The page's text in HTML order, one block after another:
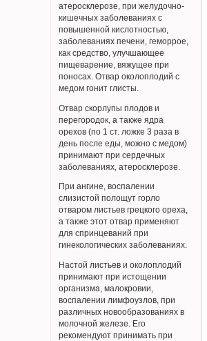
атеросклерозе, при желудочно-
кишечных заболеваниях с
повышенной кислотностью,
заболеваниях печени, геморрое,
как средство, улучшающее
пищеварение, вяжущее при
поносах. Отвар околоплодий с
медом гонит глисты.
Отвар скорлупы плодов и
перегородок, а также ядра
орехов (по 1 ст. ложке 3 раза в
день после еды, можно с медом)
принимают при сердечных
заболеваниях, атеросклерозе.
При ангине, воспалении
слизистой полощут горло
отваром листьев грецкого ореха,
а также этот отвар применяют
для спринцеваний при
гинекологических заболеваниях.
Настой листьев и околоплодий
принимают при истощении
организма, малокровии,
воспалении лимфоузлов, при
различных новообразованиях в
молочной железе. Его
рекомендуют принимать при